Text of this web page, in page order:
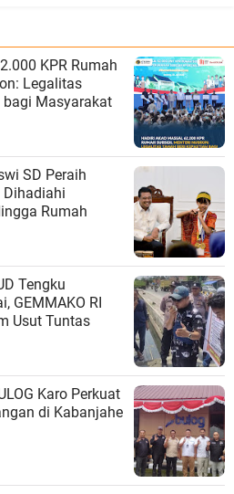
KPR Rumah
Legalitas
bagi Masyarakat
SD Peraih
Dihadiahi
Rumah
Tengku
GEMMAKO RI
Usut Tuntas
Karo Perkuat
di Kabanjahe